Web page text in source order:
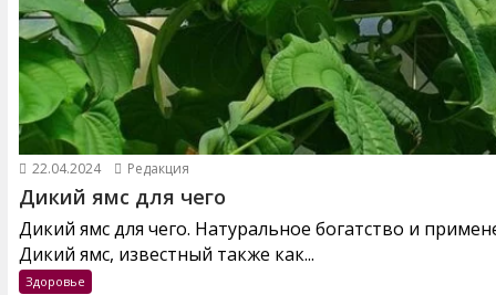
22.04.2024 Редакция
Дикий ямс для чего
Дикий ямс для чего. Натуральное богатство и
Дикий ямс, известный также как...
Здоровье